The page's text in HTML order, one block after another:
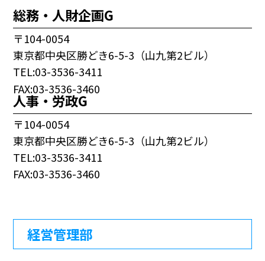
総務・人財企画G
〒104-0054
東京都中央区勝どき6-5-3（山九第2ビル）
TEL:03-3536-3411
FAX:03-3536-3460
人事・労政G
〒104-0054
東京都中央区勝どき6-5-3（山九第2ビル）
TEL:03-3536-3411
FAX:03-3536-3460
経営管理部